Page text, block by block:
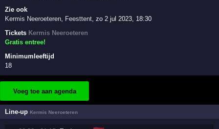
Zie ook
Kermis Neeroeteren
Feesttent ,zo 2 jul 2023, 18:30
Tickets Kermis Neeroeteren
Gratis entree!
Minimumleeftijd
18
Voeg toe aan agenda
Line-upKermis Neeroeteren